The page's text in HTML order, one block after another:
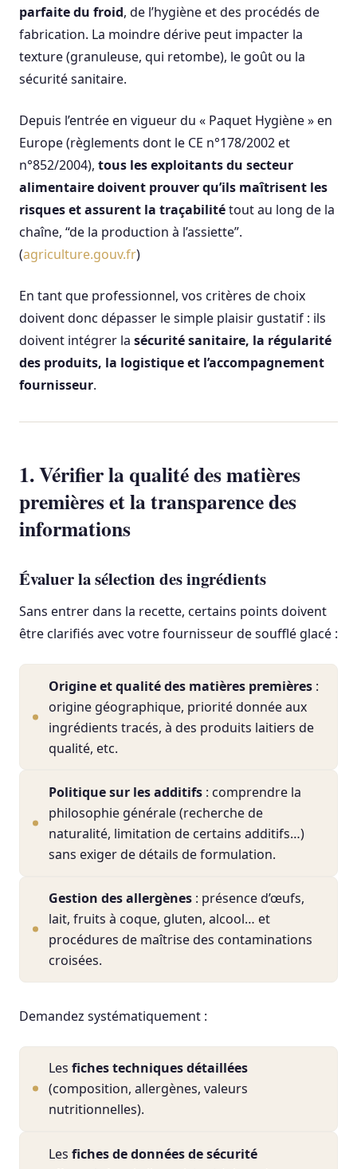
parfaite du froid, de l’hygiène et des procédés de
fabrication. La moindre dérive peut impacter la
texture (granuleuse, qui retombe), le goût ou la
sécurité sanitaire.
Depuis l’entrée en vigueur du « Paquet Hygiène » en
Europe (règlements dont le CE n°178/2002 et
n°852/2004), tous les exploitants du secteur
alimentaire doivent prouver qu’ils maîtrisent les
risques et assurent la traçabilitétout au long de la
chaîne, “de la production à l’assiette”.
(agriculture.gouv.fr)
En tant que professionnel, vos critères de choix
doivent donc dépasser le simple plaisir gustatif : ils
doivent intégrer la sécurité sanitaire, la régularité
des produits, la logistique et l’accompagnement
fournisseur.
1. Vérifier la qualité des matières
premières et la transparence des
informations
Évaluer la sélection des ingrédients
Sans entrer dans la recette, certains points doivent
être clarifiés avec votre fournisseur de soufflé glacé :
Origine et qualité des matières premières :
origine géographique, priorité donnée aux
ingrédients tracés, à des produits laitiers de
qualité, etc.
Politique sur les additifs : comprendre la
philosophie générale (recherche de
naturalité, limitation de certains additifs…)
sans exiger de détails de formulation.
Gestion des allergènes : présence d’œufs,
lait, fruits à coque, gluten, alcool… et
procédures de maîtrise des contaminations
croisées.
Demandez systématiquement :
Les fiches techniques détaillées
(composition, allergènes, valeurs
nutritionnelles).
Les fiches de données de sécurité